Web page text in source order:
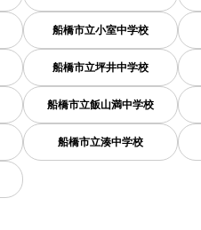
船橋市立小室中学校
船橋市立坪井中学校
船橋市立飯山満中学校
船橋市立湊中学校